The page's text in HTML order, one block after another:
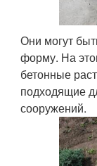
Они могут
форму. На
бетонные
подходящие
сооружений.